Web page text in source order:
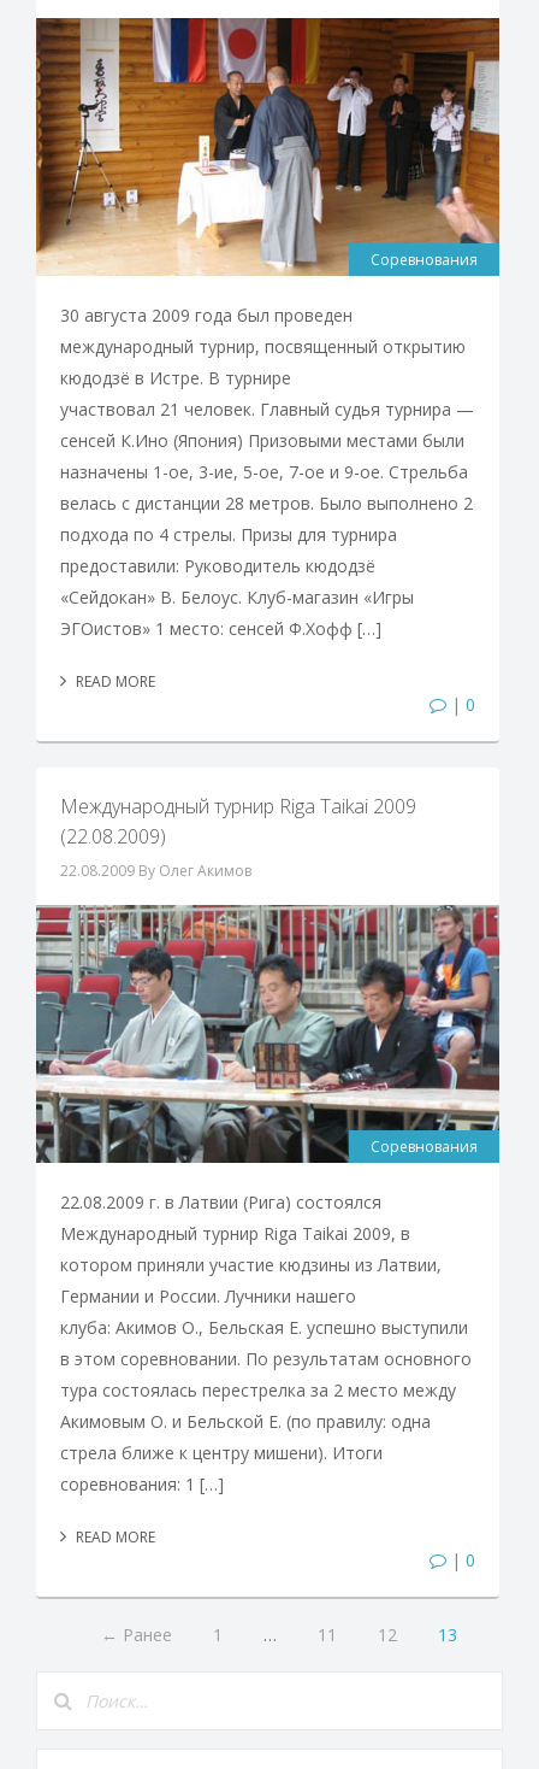
Соревнования
30 августа 2009 года был проведен
международный турнир, посвященный открытию
кюдодзё в Истре. В турнире
участвовал 21 человек. Главный судья турнира —
сенсей К.Ино (Япония) Призовыми местами были
назначены 1-ое, 3-ие, 5-ое, 7-ое и 9-ое. Стрельба
велась с дистанции 28 метров. Было выполнено 2
подхода по 4 стрелы. Призы для турнира
предоставили: Руководитель кюдодзё
«Сейдокан» В. Белоус. Клуб-магазин «Игры
ЭГОистов» 1 место: сенсей Ф.Хофф […]
READ MORE
| 0
Международный турнир Riga Taikai 2009
(22.08.2009)
22.08.2009 By Олег Акимов
Соревнования
22.08.2009 г. в Латвии (Рига) состоялся
Международный турнир Riga Taikai 2009, в
котором приняли участие кюдзины из Латвии,
Германии и России. Лучники нашего
клуба: Акимов О., Бельская Е. успешно выступили
в этом соревновании. По результатам основного
тура состоялась перестрелка за 2 место между
Акимовым О. и Бельской Е. (по правилу: одна
стрела ближе к центру мишени). Итоги
соревнования: 1 […]
READ MORE
| 0
← Ранее 1 … 11 12 13